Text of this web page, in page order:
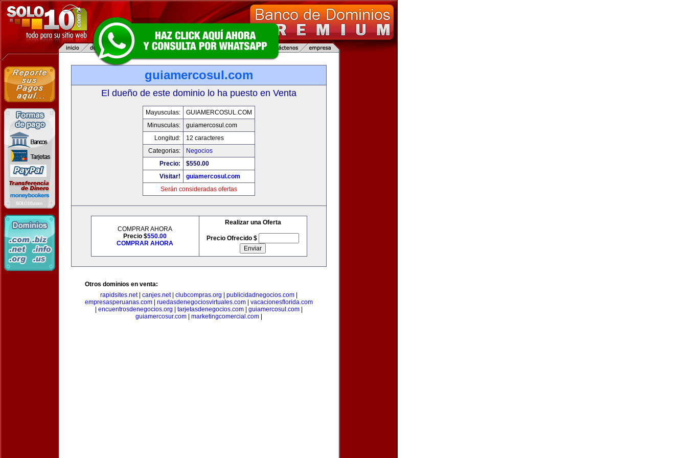
guiamercosul.com
El dueño de este dominio lo ha puesto en Venta
Mayusculas:
GUIAMERCOSUL.COM
Minusculas:
guiamercosul.com
Longitud:
12 caracteres
Categorias:
Negocios
Precio:
$550.00
Visitar!
guiamercosul.com
Serán consideradas ofertas
COMPRAR AHORA
Precio $550.00
COMPRAR AHORA
Realizar una Oferta
Precio Ofrecido $
Otros dominios en venta:
rapidsites.net| canjes.net| clubcompras.org publicidadnegocios.com
empresasperuanas.com
ruedasdenegociosvirtuales.com
vacacionesflorida.com
encuentrosdenegocios.org tarjetasdenegocios.com guiamercosul.com
guiamercosur.com
marketingcomercial.com